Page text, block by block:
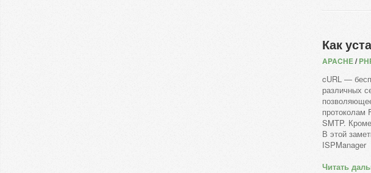
Как
APACHE/
cURL —
различных
протоколам
SMTP.
В этой
ISPManager
Читать